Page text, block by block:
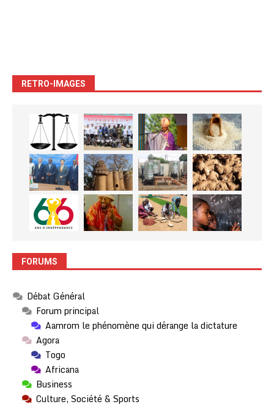
RETRO-IMAGES
FORUMS
Débat Général
Forum principal
Aamrom le phénomène qui dérange la dictature
Agora
Togo
Africana
Business
Culture, Société & Sports